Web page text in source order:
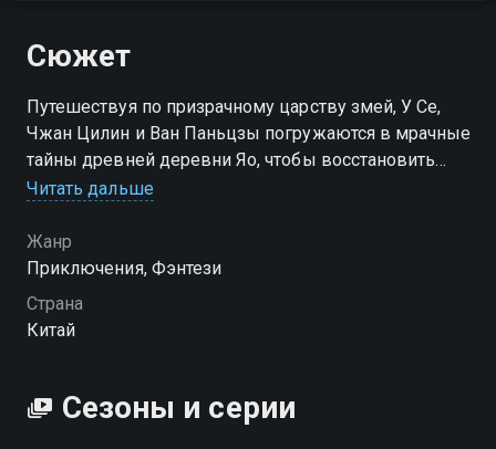
Сюжет
Путешествуя по призрачному царству змей, У Се,
Чжан Цилин и Ван Паньцзы погружаются в мрачные
тайны древней деревни Яо, чтобы восстановить
утраченную память Чжан Цилина. Их поиски у
полному жутких легенд и скрытых опасностей.
Читать дальше
Жанр
Приключения, Фэнтези
Страна
Китай
Сезоны и серии